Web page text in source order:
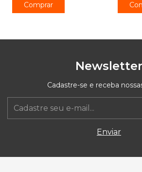
Comprar
Newsletter
Cadastre-se e receba